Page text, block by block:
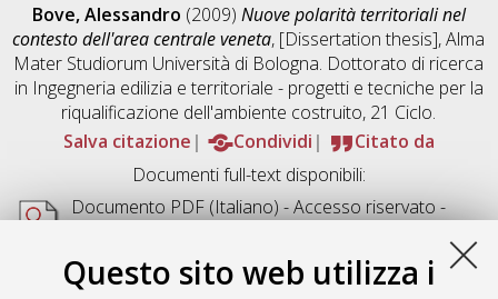
Questo sito web utilizza i
Bove, Alessandro (2009) Nuove polarità territoriali nel
contesto dell'area centrale veneta, [Dissertation thesis], Alma
Mater Studiorum Università di Bologna. Dottorato di ricerca
in Ingegneria edilizia e territoriale - progetti e tecniche per la
riqualificazione dell'ambiente costruito, 21 Ciclo.
Salva citazione
Condividi
Citato da
Documenti full-text disponibili:
Documento PDF(Italiano) - Accesso riservato -
Acrobat Reader
Download (19MB)